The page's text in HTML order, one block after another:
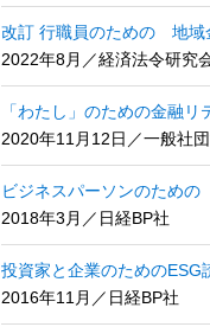
改訂 行職員のための 地域
2022年8月／経済法令研究
「わたし」のための金融リ
2020年11月12日／一般社
ビジネスパーソンのため
2018年3月／日経BP社
投資家と企業のためのESG
2016年11月／日経BP社